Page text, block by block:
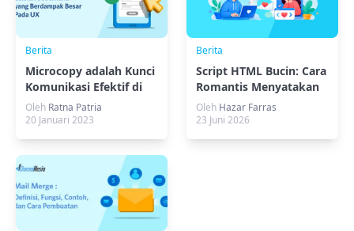
Berita
Microcopy adalah Kunci
Komunikasi Efektif di
Website
Oleh Ratna Patria
20 Januari 2023
Berita
Script HTML Bucin: Cara
Romantis Menyatakan
Perasaan
Oleh Hazar Farras
23 Juni 2026